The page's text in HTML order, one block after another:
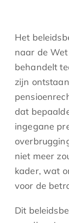
Het
naar de
behandelt
zijn
dat
ingegane
niet meer
kader, wat
voor de
Dit